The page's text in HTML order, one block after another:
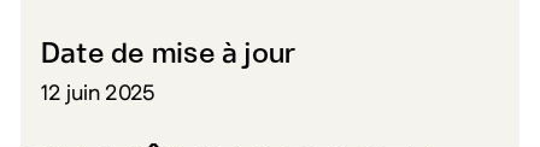
Date de mise à jour
12 juin 2025